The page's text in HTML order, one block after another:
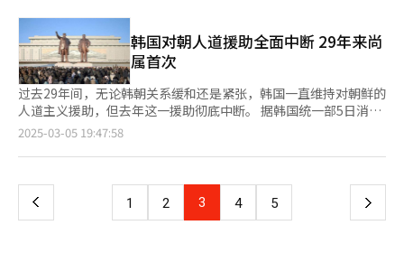
国国防白皮书显示，韩国军队在常规武器的质量上具有显著优势，
而朝鲜军队则在武器数量上占据上风，反映了两国军事战略的差
异。 韩国在过去几十年中通过持续的经济增长、国防投资和技术
创新，成功跻身全球军事强国之列。军事实力的提升不仅体现在常
规武器系统的现代化和多样化上，还通过丰富的实战经验和与美国
的紧密军事合作得到了进一步巩固，为未来国防稳定和国际关系带
来了深远影响。
业奋斗不息。 26日，在中国辽宁省大连市旅顺监狱博物馆举行的
安重根义士殉国115周年追悼仪式上，国家报勋部次官李熙玩代国
家报勋部长官姜贞爱朗读悼词。【图片来源 K-Value Creators会
长金东圭提供】
从6条增加至7条。仁川港湾公社负责人称，将在下月中旬之前对港
口设施进行集中检查，确保游客能够便利、安全地使用各项设施。
往返于仁川至丹东之间的“东方明珠8号”客轮。【图片提供 丹东
国际航运有限公司】
绩表现同样亮眼。数据显示，今年1月至2月，该酒店辛奇销售额同
比增长47%。乐天酒店度假村相关负责人表示：“酒店品牌辛奇受
到消费者青睐，主要得益于消费者对酒店品牌的高度信任，以及他
们对在家中也能享用酒店级高品质食品的强烈需求。” 作为酒店
行业辛奇业务的先行者，华克山庄酒店度假村的辛奇业务保持强劲
增长势头。数据显示，去年该酒店辛奇销售额同比增长24.6%。为
进一步提升消费者体验，华克山庄于今年1月推出全新线上购物平
台“华克山庄商店”，专门销售辛奇、烟熏三文鱼等高品质食品，
为消费者提供更加便捷的购买渠道。 据了解，华克山庄早在2009
月，该酒店推出第二款品牌“华克山庄辛奇”的订购服务，进一步
巩固了其在高端辛奇市场的领先地位。 乐天酒店度假村的辛奇
【图片来源 乐天酒店度假村】
弹道导弹，也是自特朗普上台后首次射弹。 今年1月25日，朝鲜发
射战略巡航弹道导弹。【图片提供 韩联社】
韩国对朝人道援助全面中断 29年来尚
属首次
过去29年间，无论韩朝关系缓和还是紧张，韩国一直维持对朝鲜的
人道主义援助，但去年这一援助彻底中断。 据韩国统一部5日消
息，去年韩国政府和民间均未能成功向朝鲜提供任何人道主义援
遭遇严重粮食危机，并向国际社会请求援助，韩国随即向朝鲜提供
4397亿韩元。随着朝鲜核导开发步伐加快，援助规模逐步减少。
2023年，韩国民间渠道提供7亿韩元，加上政府渠道合计9亿韩元
2025-03-05 19:47:58
上
页
1 2 3 4 5 下